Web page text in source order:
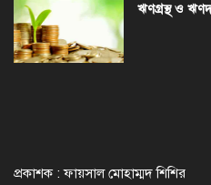
ঋণগ্রস্থ ও
প্রকাশক : ফায়সাল মোহাম্মদ শিশির